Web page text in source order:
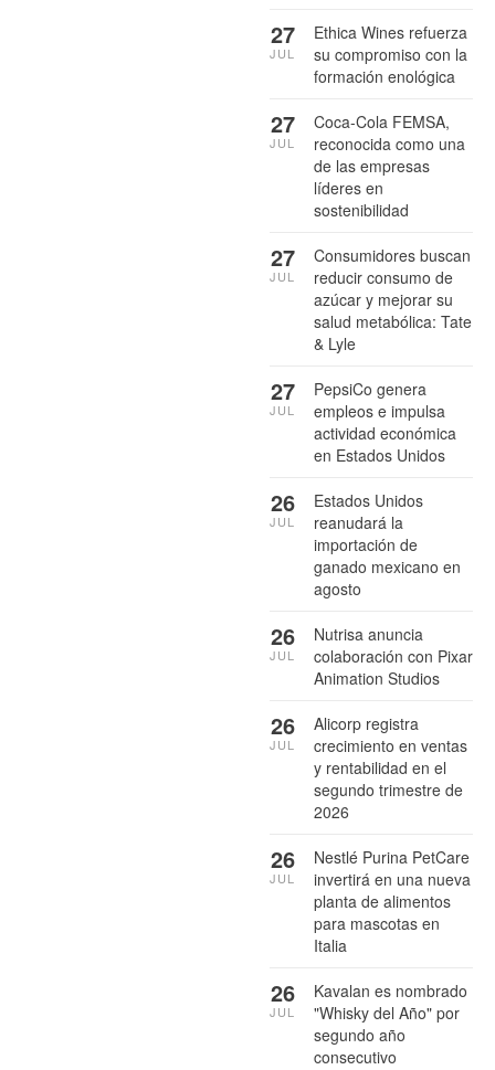
Ethica Wines refuerza
su compromiso con la
formación enológica
27
JUL
Coca-Cola FEMSA,
reconocida como una
de las empresas
líderes en
sostenibilidad
27
JUL
Consumidores buscan
reducir consumo de
azúcar y mejorar su
salud metabólica: Tate
& Lyle
27
JUL
PepsiCo genera
empleos e impulsa
actividad económica
en Estados Unidos
27
JUL
Estados Unidos
reanudará la
importación de
ganado mexicano en
agosto
26
JUL
Nutrisa anuncia
colaboración con Pixar
Animation Studios
26
JUL
Alicorp registra
crecimiento en ventas
y rentabilidad en el
segundo trimestre de
2026
26
JUL
Nestlé Purina PetCare
invertirá en una nueva
planta de alimentos
para mascotas en
Italia
26
JUL
Kavalan es nombrado
"Whisky del Año" por
segundo año
consecutivo
26
JUL